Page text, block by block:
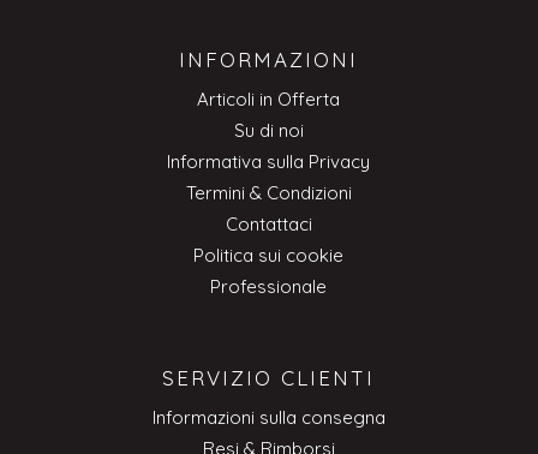
INFORMAZIONI
Articoli in Offerta
Su di noi
Informativa sulla Privacy
Termini & Condizioni
Contattaci
Politica sui cookie
Professionale
SERVIZIO CLIENTI
Informazioni sulla consegna
Resi & Rimborsi